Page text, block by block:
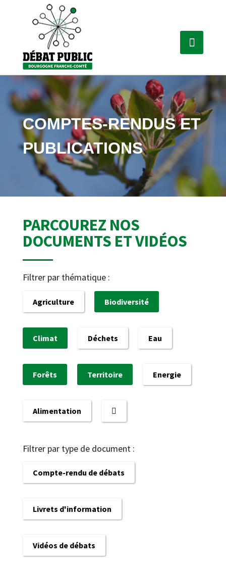
COMPTES-RENDUS ET
PUBLICATIONS
PARCOUREZ NOS
DOCUMENTS ET VIDÉOS
Filtrer par thématique :
Agriculture Biodiversité
Climat Déchets Eau
Forêts Territoire Energie
Alimentation
Filtrer par type de document :
Compte-rendu de débats
Livrets d'information
Vidéos de débats